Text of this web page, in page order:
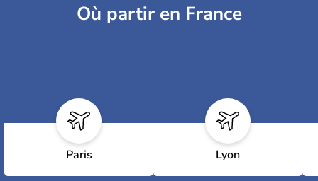
Où partir en France
Paris Lyon